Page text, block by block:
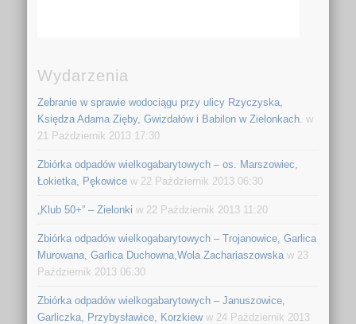
Wydarzenia
Zebranie w sprawie wodociągu przy ulicy Rzyczyska,
Księdza Adama Zięby, Gwizdałów i Babilon w Zielonkach. w
21 Październik 2013 17:30
Zbiórka odpadów wielkogabarytowych – os. Marszowiec,
Łokietka, Pękowicew 22 Październik 2013 06:30
„Klub 50+” – Zielonki w 22 Październik 2013 11:20
Zbiórka odpadów wielkogabarytowych – Trojanowice, Garlica
Murowana, Garlica Duchowna,Wola Zachariaszowskaw 23
Październik 2013 06:30
Zbiórka odpadów wielkogabarytowych – Januszowice,
Garliczka, Przybysławice, Korzkieww 24 Październik 2013